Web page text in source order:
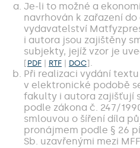
Je-li to možné a
navrhován k zařazení
vydavatelství
i autora jsou zajištěny
subjekty, jejíž vzor je
[ PDF RTF DOC] .
Při realizaci vydání
v elektronické podobě
fakulty i autora zajišťují
podle zákona č. 247/
smlouvou o šíření díla
pronájmem podle § 26
Sb. uzavřenými mezi